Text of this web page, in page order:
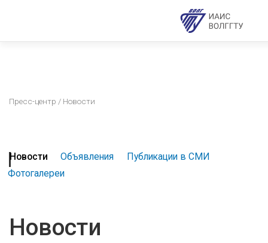
Пресс-центр / Новости
Новости Объявления
Публикации в СМИ
Фотогалереи
Новости